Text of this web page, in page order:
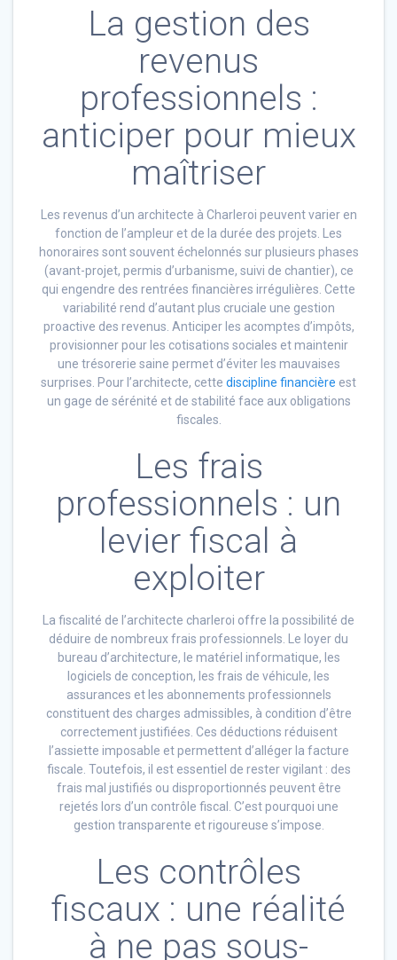
La gestion des
revenus
professionnels :
anticiper pour mieux
maîtriser
Les revenus d’un architecte à Charleroi peuvent varier en
fonction de l’ampleur et de la durée des projets. Les
honoraires sont souvent échelonnés sur plusieurs phases
(avant-projet, permis d’urbanisme, suivi de chantier), ce
qui engendre des rentrées financières irrégulières. Cette
variabilité rend d’autant plus cruciale une gestion
proactive des revenus. Anticiper les acomptes d’impôts,
provisionner pour les cotisations sociales et maintenir
une trésorerie saine permet d’éviter les mauvaises
surprises. Pour l’architecte, cette discipline financière est
un gage de sérénité et de stabilité face aux obligations
fiscales.
Les frais
professionnels : un
levier fiscal à
exploiter
La fiscalité de l’architecte charleroi offre la possibilité de
déduire de nombreux frais professionnels. Le loyer du
bureau d’architecture, le matériel informatique, les
logiciels de conception, les frais de véhicule, les
assurances et les abonnements professionnels
constituent des charges admissibles, à condition d’être
correctement justifiées. Ces déductions réduisent
l’assiette imposable et permettent d’alléger la facture
fiscale. Toutefois, il est essentiel de rester vigilant : des
frais mal justifiés ou disproportionnés peuvent être
rejetés lors d’un contrôle fiscal. C’est pourquoi une
gestion transparente et rigoureuse s’impose.
Les contrôles
fiscaux : une réalité
à ne pas sous-